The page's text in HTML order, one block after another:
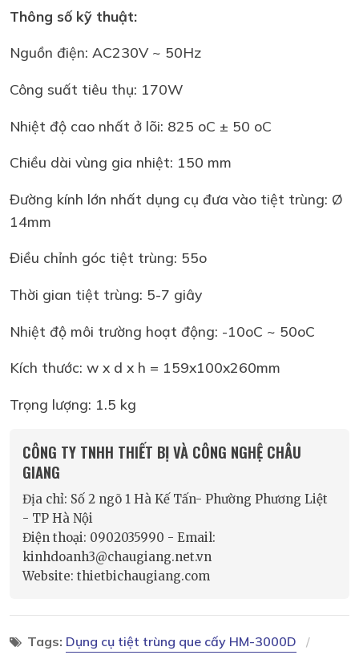
Thông số kỹ thuật:
Nguồn điện: AC230V ~ 50Hz
Công suất tiêu thụ: 170W
Nhiệt độ cao nhất ở lõi: 825 oC ± 50 oC
Chiều dài vùng gia nhiệt: 150 mm
Đường kính lớn nhất dụng cụ đưa vào tiệt trùng: Ø
14mm
Điều chỉnh góc tiệt trùng: 55o
Thời gian tiệt trùng: 5-7 giây
Nhiệt độ môi trường hoạt động: -10oC ~ 50oC
Kích thước: w x d x h = 159x100x260mm
Trọng lượng: 1.5 kg
CÔNG TY TNHH THIẾT BỊ VÀ CÔNG NGHỆ CHÂU
GIANG
Địa chỉ: Số 2 ngõ 1 Hà Kế Tấn- Phường Phương Liệt
- TP Hà Nội
Điện thoại: 0902035990 - Email:
kinhdoanh3@chaugiang.net.vn
Website: thietbichaugiang.com
Tags: Dụng cụ tiệt trùng que cấy HM-3000D